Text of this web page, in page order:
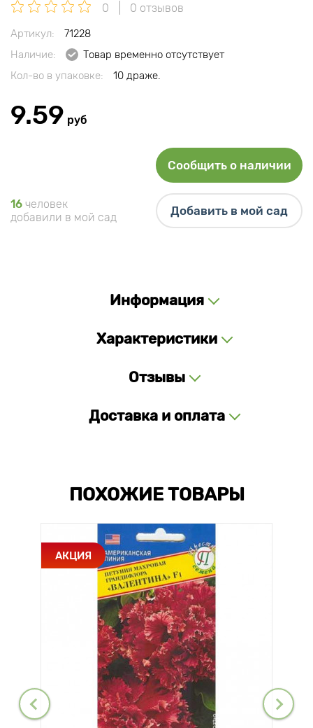
0 0 отзывов
Артикул:
71228
Наличие:
Товар временно отсутствует
Кол-во в упаковке:
10 драже.
9.59 руб
Сообщить о наличии
16 человек
добавили в мой сад
Добавить в мой сад
Информация
Характеристики
Отзывы
Доставка и оплата
ПОХОЖИЕ ТОВАРЫ
АКЦИЯ